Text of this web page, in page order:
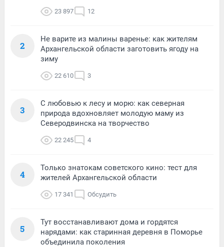
23 897 12
2
Не варите из малины варенье: как жителям
Архангельской области заготовить ягоду на
зиму
22 610 3
3
С любовью к лесу и морю: как северная
природа вдохновляет молодую маму из
Северодвинска на творчество
22 245 4
4
Только знатокам советского кино: тест для
жителей Архангельской области
17 341 Обсудить
5
Тут восстанавливают дома и гордятся
нарядами: как старинная деревня в Поморье
объединила поколения